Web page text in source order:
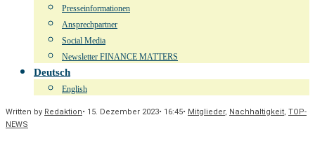
Presseinformationen
Ansprechpartner
Social Media
Newsletter FINANCE MATTERS
Deutsch
English
Written by Redaktion• 15. Dezember 2023• 16:45• Mitglieder, Nachhaltigkeit, TOP-
NEWS